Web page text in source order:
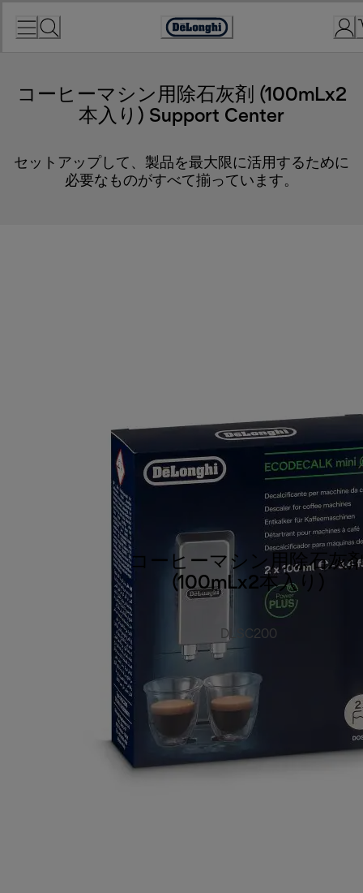
Accessibility
コーヒーマシン用除石灰剤 (100mLx2
本入り) Support Center
セットアップして、製品を最大限に活用するために
必要なものがすべて揃っています。
コーヒーマシン用除石灰
(100mLx2本入り)
DLSC200